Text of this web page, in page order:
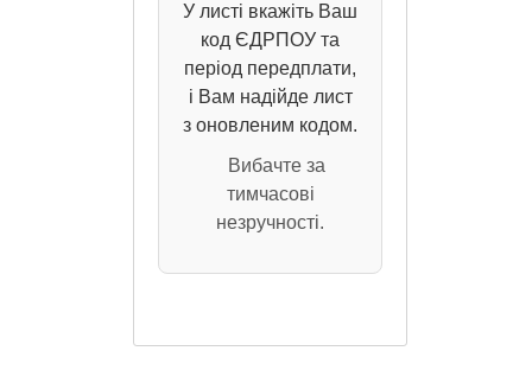
У листі вкажіть Ваш
код ЄДРПОУ та
період передплати,
і Вам надійде лист
з оновленим кодом.
Вибачте за
тимчасові
незручності.